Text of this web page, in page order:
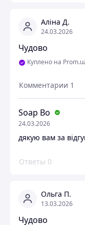
Аліна Д.
24.03.2026
Чудово
Куплено на
Комментарии 1
Soap Bo
24.03.2026
дякую вам за
Ответы 0
Ольга П.
13.03.2026
Чудово